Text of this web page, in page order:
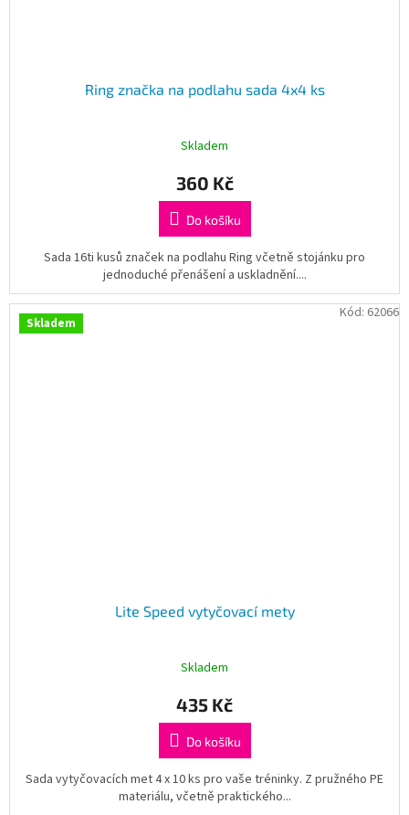
Ring značka na podlahu sada 4x4 ks
Skladem
360 Kč
Do košíku
Sada 16ti kusů značek na podlahu Ring včetně stojánku pro
jednoduché přenášení a uskladnění....
Skladem
Lite Speed vytyčovací mety
Skladem
435 Kč
Do košíku
Sada vytyčovacích met 4 x 10 ks pro vaše tréninky. Z pružného PE
materiálu, včetně praktického...
Kód: 62066